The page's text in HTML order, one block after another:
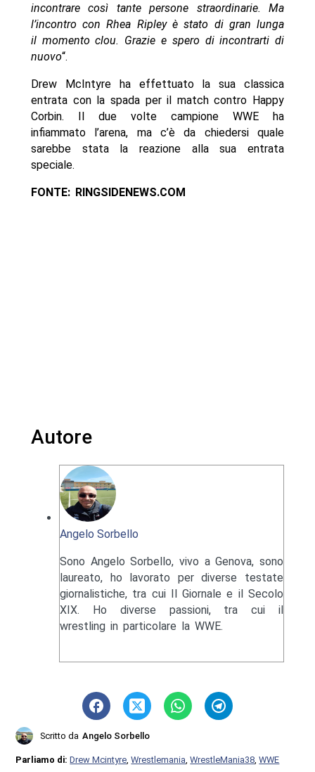
incontrare così tante persone straordinarie. Ma
l’incontro con Rhea Ripley è stato di gran lunga
il momento clou. Grazie e spero di incontrarti di
nuovo“.
Drew McIntyre ha effettuato la sua classica
entrata con la spada per il match contro Happy
Corbin. Il due volte campione WWE ha
infiammato l’arena, ma c’è da chiedersi quale
sarebbe stata la reazione alla sua entrata
speciale.
FONTE: RINGSIDENEWS.COM
Autore
Angelo Sorbello
Sono Angelo Sorbello, vivo a Genova, sono
laureato, ho lavorato per diverse testate
giornalistiche, tra cui Il Giornale e il Secolo
XIX. Ho diverse passioni, tra cui il
wrestling in particolare la WWE.
Scritto da Angelo Sorbello
Parliamo di:Drew Mcintyre ,Wrestlemania ,WrestleMania38 ,WWE